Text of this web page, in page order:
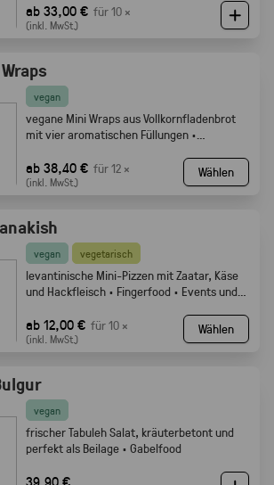
ab 33,00 € für 10 ×
(inkl. MwSt.)
vegan
vegane Mini Wraps aus Vollkornfladenbrot
mit vier aromatischen Füllungen ·
ab 38,40 € für 12 ×
(inkl. MwSt.)
Wählen
vegan vegetarisch
levantinische Mini-Pizzen mit Zaatar, Käse
und Hackfleisch · Fingerfood · Events und
ab 12,00 € für 10 ×
(inkl. MwSt.)
Wählen
vegan
frischer Tabuleh Salat, kräuterbetont und
perfekt als Beilage · Gabelfood
39,90 €